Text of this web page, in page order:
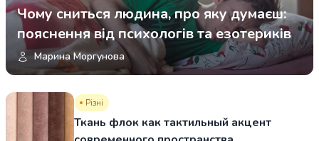
Чому сниться людина, про яку думаєш:
пояснення від психологів та езотериків
Марина Моргунова
Різні
Ткань флок как тактильный акцент